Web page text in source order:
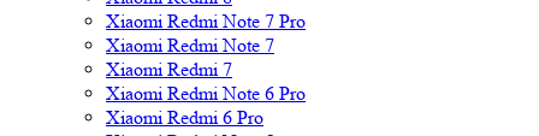
Xiaomi Redmi Note 7 Pro
Xiaomi Redmi Note 7
Xiaomi Redmi 7
Xiaomi Redmi Note 6 Pro
Xiaomi Redmi 6 Pro